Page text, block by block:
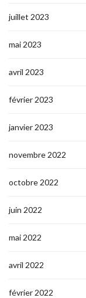
juillet 2023
mai 2023
avril 2023
février 2023
janvier 2023
novembre 2022
octobre 2022
juin 2022
mai 2022
avril 2022
février 2022